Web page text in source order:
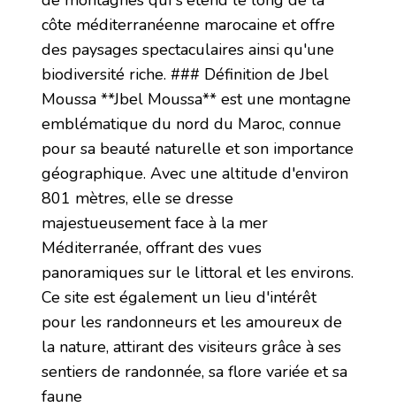
côte méditerranéenne marocaine et offre
des paysages spectaculaires ainsi qu'une
biodiversité riche. ### Définition de Jbel
Moussa **Jbel Moussa** est une montagne
emblématique du nord du Maroc, connue
pour sa beauté naturelle et son importance
géographique. Avec une altitude d'environ
801 mètres, elle se dresse
majestueusement face à la mer
Méditerranée, offrant des vues
panoramiques sur le littoral et les environs.
Ce site est également un lieu d'intérêt
pour les randonneurs et les amoureux de
la nature, attirant des visiteurs grâce à ses
sentiers de randonnée, sa flore variée et sa
faune